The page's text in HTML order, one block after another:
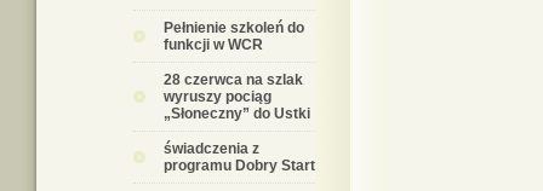
Pełnienie szkoleń do
funkcji w WCR
28 czerwca na szlak
wyruszy pociąg
„Słoneczny” do Ustki
świadczenia z
programu Dobry Start